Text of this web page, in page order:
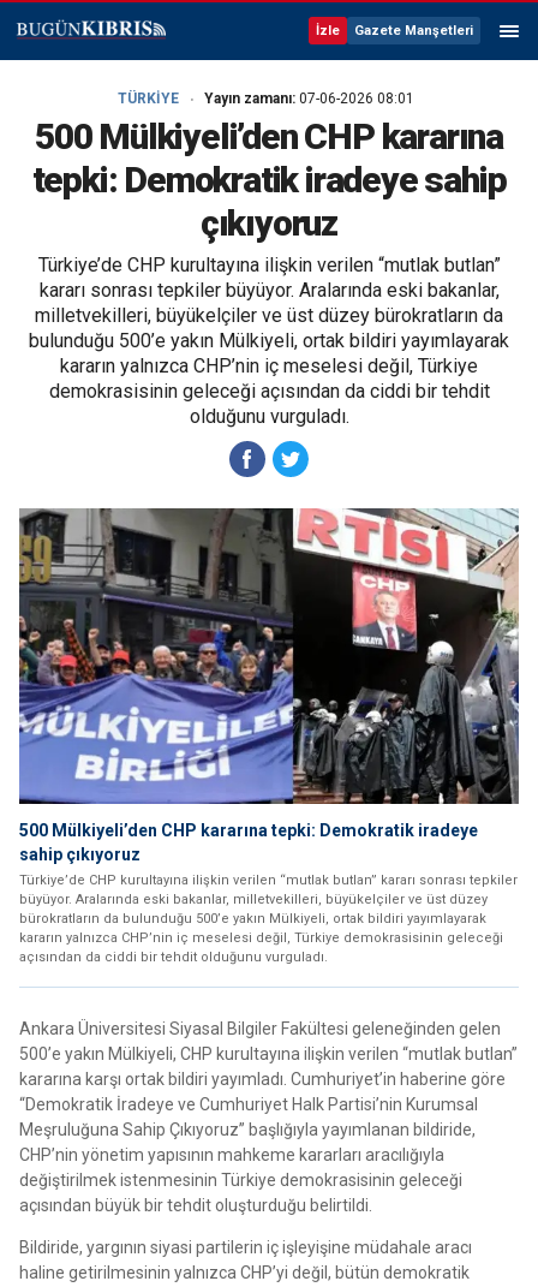
İzle Gazete Manşetleri
TÜRKİYE Yayın zamanı: 07-06-2026 08:01
500 Mülkiyeli’den CHP kararına
tepki: Demokratik iradeye sahip
çıkıyoruz
Türkiye’de CHP kurultayına ilişkin verilen “mutlak butlan”
kararı sonrası tepkiler büyüyor. Aralarında eski bakanlar,
milletvekilleri, büyükelçiler ve üst düzey bürokratların da
bulunduğu 500’e yakın Mülkiyeli, ortak bildiri yayımlayarak
kararın yalnızca CHP’nin iç meselesi değil, Türkiye
demokrasisinin geleceği açısından da ciddi bir tehdit
olduğunu vurguladı.
500 Mülkiyeli’den CHP kararına tepki: Demokratik iradeye
sahip çıkıyoruz
Türkiye’de CHP kurultayına ilişkin verilen “mutlak butlan” kararı sonrası tepkiler
büyüyor. Aralarında eski bakanlar, milletvekilleri, büyükelçiler ve üst düzey
bürokratların da bulunduğu 500’e yakın Mülkiyeli, ortak bildiri yayımlayarak
kararın yalnızca CHP’nin iç meselesi değil, Türkiye demokrasisinin geleceği
açısından da ciddi bir tehdit olduğunu vurguladı.
Ankara Üniversitesi Siyasal Bilgiler Fakültesi geleneğinden gelen
500’e yakın Mülkiyeli, CHP kurultayına ilişkin verilen “mutlak butlan”
kararına karşı ortak bildiri yayımladı. Cumhuriyet’in haberine göre
“Demokratik İradeye ve Cumhuriyet Halk Partisi’nin Kurumsal
Meşruluğuna Sahip Çıkıyoruz” başlığıyla yayımlanan bildiride,
CHP’nin yönetim yapısının mahkeme kararları aracılığıyla
değiştirilmek istenmesinin Türkiye demokrasisinin geleceği
açısından büyük bir tehdit oluşturduğu belirtildi.
Bildiride, yargının siyasi partilerin iç işleyişine müdahale aracı
haline getirilmesinin yalnızca CHP’yi değil, bütün demokratik